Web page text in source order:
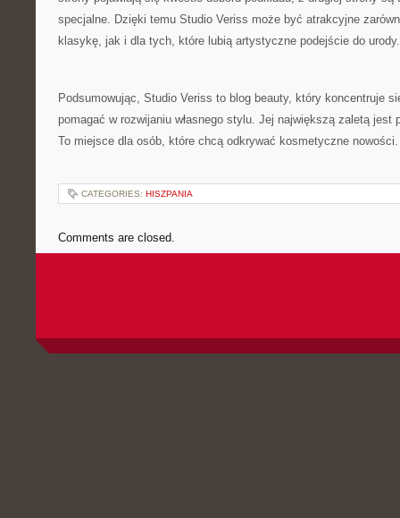
specjalne. Dzięki temu Studio Veriss może być atrakcyjne
klasykę, jak i dla tych, które lubią artystyczne podejście do urody.
Podsumowując, Studio Veriss to blog beauty, który koncentruje
pomagać w rozwijaniu własnego stylu. Jej największą zaletą jest
To miejsce dla osób, które chcą odkrywać kosmetyczne nowości.
CATEGORIES: HISZPANIA
Comments are closed.